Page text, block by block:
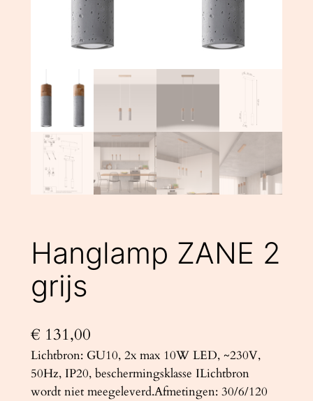
Hanglamp ZANE 2
grijs
€ 131,00
Lichtbron: GU10, 2x max 10W LED, ~230V,
50Hz, IP20, beschermingsklasse ILichtbron
wordt niet meegeleverd.Afmetingen: 30/6/120